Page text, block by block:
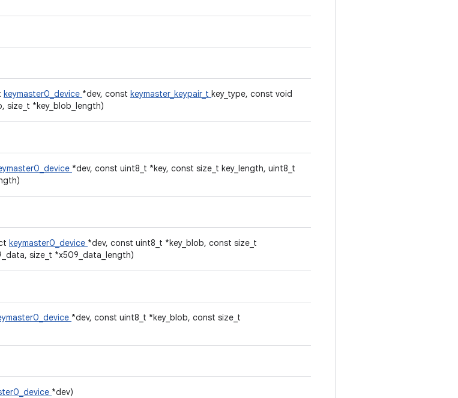
keymaster0_device *dev, const keymaster_keypair_t key_type, const void
size_t *key_blob_length)
*dev, const uint8_t *key, const size_t key_length, uint8_t
keymaster0_device *dev, const uint8_t *key_blob, const size_t
size_t *x509_data_length)
*dev, const uint8_t *key_blob, const size_t
*dev)